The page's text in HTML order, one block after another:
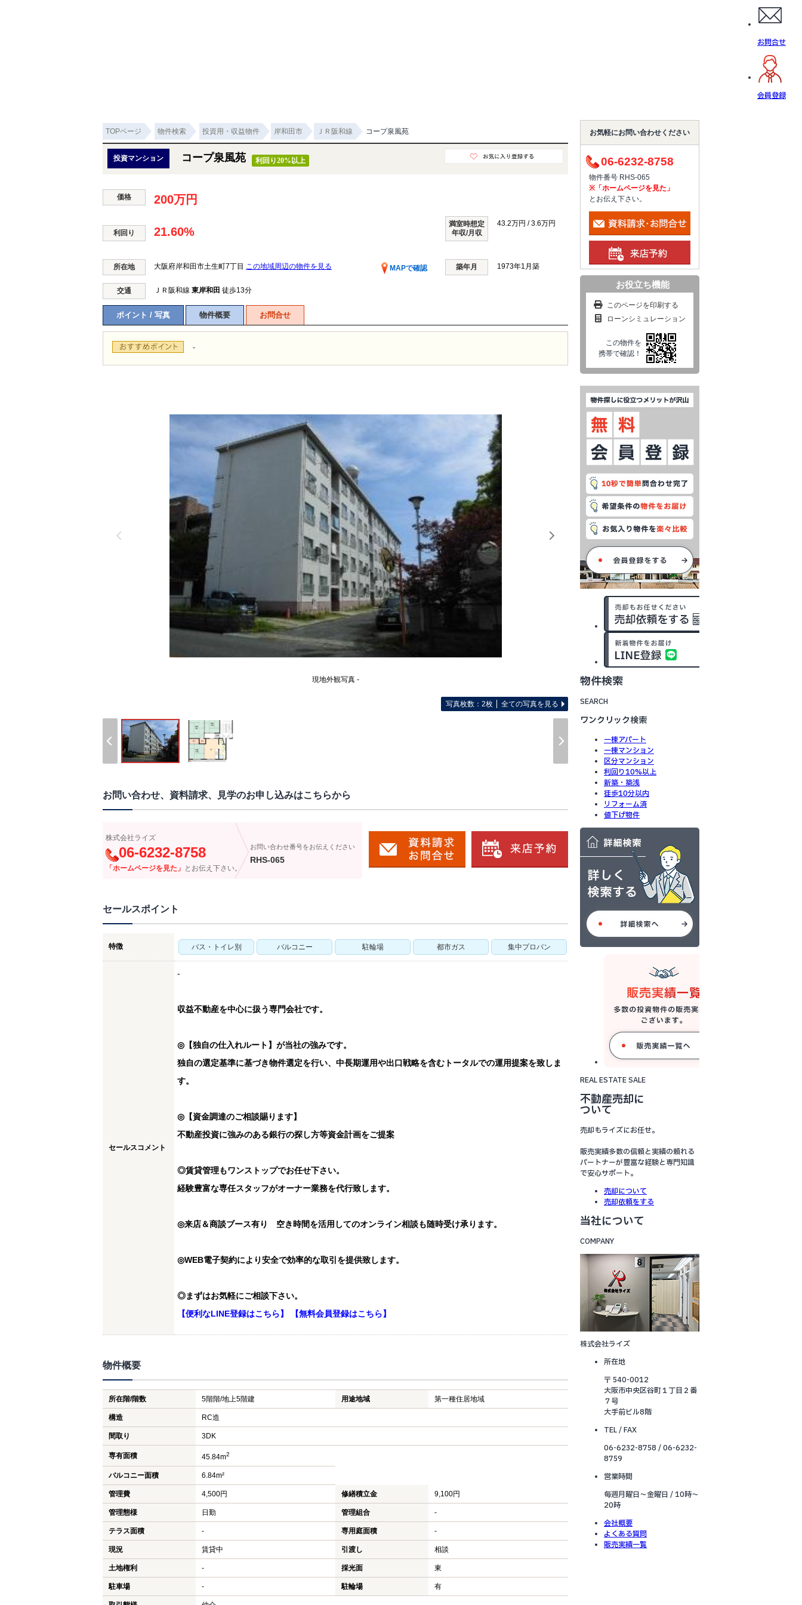
お問合せ
会員登録
TOPページ 物件検索 投資用・収益物件 岸和田市 ＪＲ阪和線 コープ泉風苑
投資マンション コープ泉風苑 利回り20%以上
価格 200万円
利回り 21.60%
満室時想定
年収/月収
43.2万円 / 3.6万円
所在地 大阪府岸和田市土生町7丁目 MAPで確認
この地域周辺の物件を見る 築年月 1973年1月築
交通 ＪＲ阪和線 東岸和田 徒歩13分
ポイント / 写真 物件概要 お問合せ
-
現地外観写真 -
写真枚数：2枚 全ての写真を見る
お問い合わせ、資料請求、見学のお申し込みはこちらから
株式会社ライズ
06-6232-8758
「ホームページを見た」 とお伝え下さい。
お問い合わせ番号をお伝えください
RHS-065
セールスポイント
特徴 バス・トイレ別 バルコニー 駐輪場 都市ガス 集中プロパン
セールスコメント
-
収益不動産を中心に扱う専門会社です。
◎【独自の仕入れルート】が当社の強みです。
独自の選定基準に基づき物件選定を行い、中長期運用や出口戦略を含むトータルでの運用提案を致しま
す。
◎【資金調達のご相談賜ります】
不動産投資に強みのある銀行の探し方等資金計画をご提案
◎賃貸管理もワンストップでお任せ下さい。
経験豊富な専任スタッフがオーナー業務を代行致します。
◎来店＆商談ブース有り 空き時間を活用してのオンライン相談も随時受け承ります。
◎WEB電子契約により安全で効率的な取引を提供致します。
◎まずはお気軽にご相談下さい。
【便利なLINE登録はこちら】
【無料会員登録はこちら】
物件概要
所在階/階数 5階階/地上5階建 用途地域 第一種住居地域
構造 RC造
間取り 3DK
専有面積 45.84m2
バルコニー面積 6.84m²
管理費 4,500円 修繕積立金 9,100円
管理態様 日勤 管理組合 -
テラス面積 - 専用庭面積 -
現況 賃貸中 引渡し 相談
土地権利 - 採光面 東
駐車場 - 駐輪場 有
お気軽にお問い合わせください
06-6232-8758
物件番号 RHS-065
※「ホームページを見た」
とお伝え下さい。
お役立ち機能
このページを印刷する
ローンシミュレーション
この物件を
携帯で確認！
物件検索
SEARCH
ワンクリック検索
一棟アパート
一棟マンション
区分マンション
利回り10%以上
新築・築浅
徒歩10分以内
リフォーム済
値下げ物件
REAL ESTATE SALE
不動産売却に
ついて
売却もライズにお任せ。
販売実績多数の信頼と実績の頼れる
パートナーが豊富な経験と専門知識
で安心サポート。
売却について
売却依頼をする
当社について
COMPANY
株式会社ライズ
所在地
〒 540-0012
大阪市中央区谷町１丁目２番
７号
大手前ビル8階
TEL / FAX
06-6232-8758 / 06-6232-
8759
営業時間
毎週月曜日～金曜日 / 10時～
20時
会社概要
よくある質問
販売実績一覧